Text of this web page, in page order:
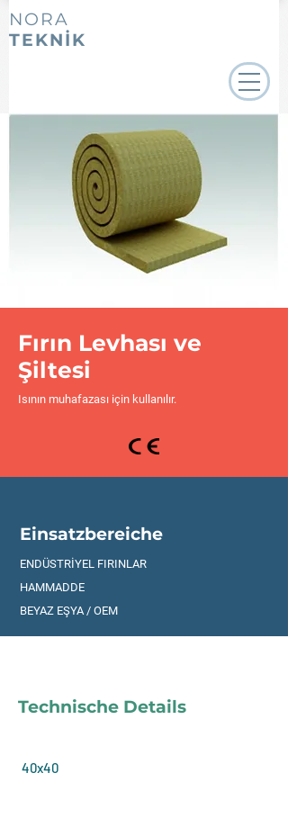
NORA
TEKNİK
Fırın Levhası ve
Şiltesi
Isının muhafazası için kullanılır.
Einsatzbereiche
ENDÜSTRİYEL FIRINLAR
HAMMADDE
BEYAZ EŞYA / OEM
Technische Details
40x40